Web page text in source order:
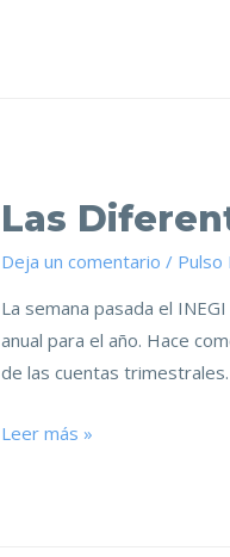
Las
Deja un comentario / Pulso
La semana pasada el
anual para el año. Hace
de las cuentas
Leer más »